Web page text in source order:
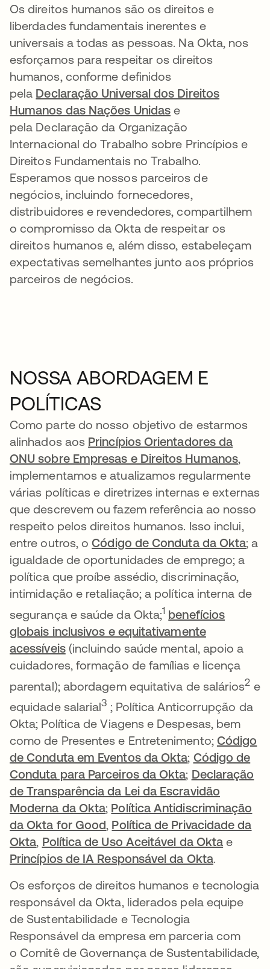
Os direitos humanos são os direitos e
liberdades fundamentais inerentes e
universais a todas as pessoas. Na Okta, nos
esforçamos para respeitar os direitos
humanos, conforme definidos
pela Declaração Universal dos Direitos
Humanos das Nações Unidas e
pela Declaração da Organização
Internacional do Trabalho sobre Princípios e
Direitos Fundamentais no Trabalho.
Esperamos que nossos parceiros de
negócios, incluindo fornecedores,
distribuidores e revendedores, compartilhem
o compromisso da Okta de respeitar os
direitos humanos e, além disso, estabeleçam
expectativas semelhantes junto aos próprios
parceiros de negócios.
NOSSA ABORDAGEM E
POLÍTICAS
Como parte do nosso objetivo de estarmos
alinhados aos Princípios Orientadores da
ONU sobre Empresas e Direitos Humanos,
implementamos e atualizamos regularmente
várias políticas e diretrizes internas e externas
que descrevem ou fazem referência ao nosso
respeito pelos direitos humanos. Isso inclui,
entre outros, oCódigo de Conduta da Okta; a
igualdade de oportunidades de emprego; a
política que proíbe assédio, discriminação,
intimidação e retaliação; a política interna de
segurança e saúde da Okta;1 benefícios
globais inclusivos e equitativamente
acessíveis(incluindo saúde mental, apoio a
cuidadores, formação de famílias e licença
parental); abordagem equitativa de salários2 e
equidade salarial3 ; Política Anticorrupção da
Okta; Política de Viagens e Despesas, bem
como de Presentes e Entretenimento; Código
de Conduta em Eventos da Okta; Código de
Conduta para Parceiros da Okta; Declaração
de Transparência da Lei da Escravidão
Moderna da Okta; Política Antidiscriminação
da Okta for Good, Política de Privacidade da
Okta, Política de Uso Aceitável da Okta e
Princípios de IA Responsável da Okta.
Os esforços de direitos humanos e tecnologia
responsável da Okta, liderados pela equipe
de Sustentabilidade e Tecnologia
Responsável da empresa em parceria com
o Comitê de Governança de Sustentabilidade,